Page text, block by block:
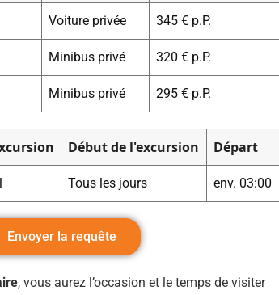
Voiture privée 345 € p.P.
Minibus privé 320 € p.P.
Minibus privé 295 € p.P.
Début de l'excursion Départ
Tous les jours env. 03:00
Envoyer la requête
, vous aurez l’occasion et le temps de visiter